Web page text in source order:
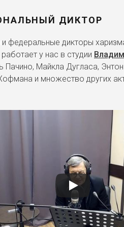
ДИКТОР
федеральные дикторы
у нас в студии
Пачино, Майкла Дугласа,
и множество других